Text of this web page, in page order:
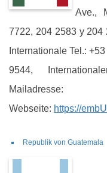
Ave.,
7722, 204 2583 y 204
Internationale Tel.:
9544,
Webseite: https://
Republik von Guatemala